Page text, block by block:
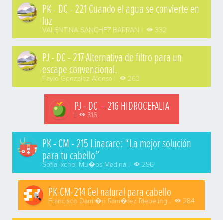
PK - DC - 221 Cuando el agua se convierte en
luz
VALENTINA SANCHEZ BARRAN | 332
PJ - DC - 217 Alternativa de filtro para un
escape convencional.
Favio Gonzalez Alonso | 263
PJ - DC – 216 HIDROCEFALIA
| 316
PK - CM - 215 Linacare: “La mejor solución
para tu cabello”
Sofia Ixchel Mu�os Medina | 296
PK-CM-214 Gel natural para cabello
Francisco Dami�n Ram�rez Riebeling | 284